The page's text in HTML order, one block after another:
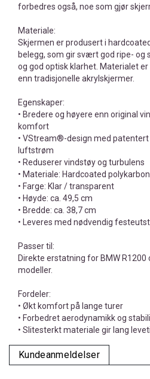
forbedres også, noe som gjør
Materiale:
Skjermen er produsert i
belegg, som gir svært god ripe- og
og god optisk klarhet. Materialet
enn tradisjonelle akrylskjermer.
Egenskaper:
• Bredere og høyere enn original
komfort
• VStream®-design med
luftstrøm
• Reduserer vindstøy og turbulens
• Materiale: Hardcoated
• Farge: Klar / transparent
• Høyde: ca. 49,5 cm
• Bredde: ca. 38,7 cm
• Leveres med nødvendig
Passer til:
Direkte erstatning for BMW R1200
modeller.
Fordeler:
• Økt komfort på lange turer
• Forbedret aerodynamikk og
• Slitesterkt materiale gir lang
Kundeanmeldelser